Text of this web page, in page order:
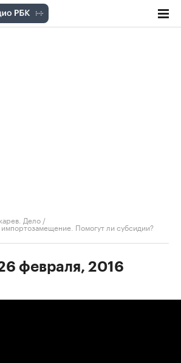
Дело /
Помогут ли субсидии?
февраля, 2016